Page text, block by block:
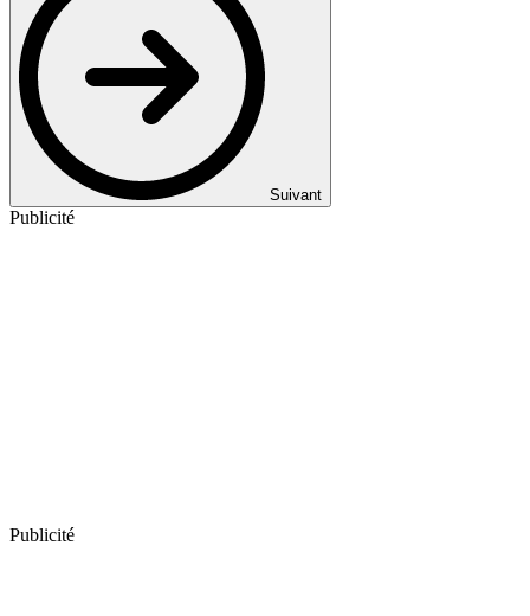
Suivant
Publicité
Publicité